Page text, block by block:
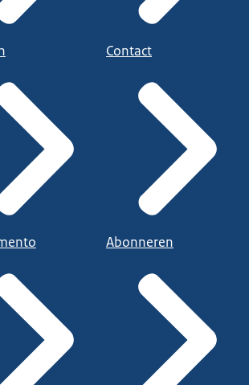
Contact
Abonneren